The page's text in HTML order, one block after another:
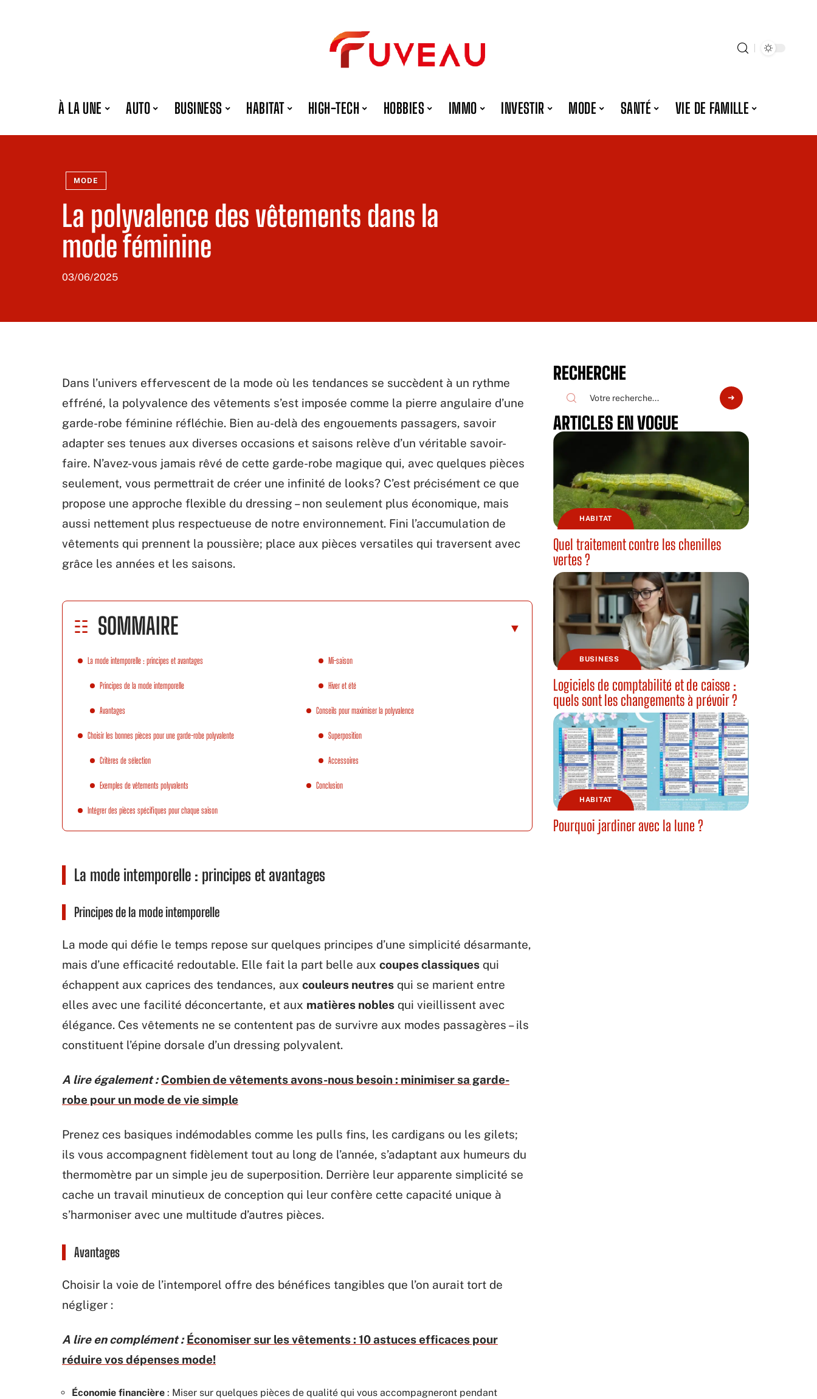
À LA UNE AUTO BUSINESS HABITAT HIGH-TECH HOBBIES IMMO INVESTIR MODE SANTÉ VIE DE FAMILLE
MODE
La polyvalence des vêtements dans la
mode féminine
03/06/2025
Dans l’univers effervescent de la mode où les tendances se succèdent à un rythme
effréné, la polyvalence des vêtements s’est imposée comme la pierre angulaire d’une
garde-robe féminine réfléchie. Bien au-delà des engouements passagers, savoir
adapter ses tenues aux diverses occasions et saisons relève d’un véritable savoir-
faire. N’avez-vous jamais rêvé de cette garde-robe magique qui, avec quelques pièces
seulement, vous permettrait de créer une infinité de looks? C’est précisément ce que
propose une approche flexible du dressing – non seulement plus économique, mais
aussi nettement plus respectueuse de notre environnement. Fini l’accumulation de
vêtements qui prennent la poussière; place aux pièces versatiles qui traversent avec
grâce les années et les saisons.
SOMMAIRE
La mode intemporelle : principes et avantages
Principes de la mode intemporelle
Avantages
Choisir les bonnes pièces pour une garde-robe polyvalente
Critères de sélection
Exemples de vêtements polyvalents
Intégrer des pièces spécifiques pour chaque saison
Mi-saison
Hiver et été
Conseils pour maximiser la polyvalence
Superposition
Accessoires
Conclusion
La mode intemporelle : principes et avantages
Principes de la mode intemporelle
La mode qui défie le temps repose sur quelques principes d’une simplicité désarmante,
mais d’une efficacité redoutable. Elle fait la part belle aux coupes classiques qui
échappent aux caprices des tendances, aux couleurs neutres qui se marient entre
elles avec une facilité déconcertante, et aux matières nobles qui vieillissent avec
élégance. Ces vêtements ne se contentent pas de survivre aux modes passagères – ils
constituent l’épine dorsale d’un dressing polyvalent.
A lire également : Combien de vêtements avons-nous besoin : minimiser sa garde-
robe pour un mode de vie simple
Prenez ces basiques indémodables comme les pulls fins, les cardigans ou les gilets;
ils vous accompagnent fidèlement tout au long de l’année, s’adaptant aux humeurs du
thermomètre par un simple jeu de superposition. Derrière leur apparente simplicité se
cache un travail minutieux de conception qui leur confère cette capacité unique à
s’harmoniser avec une multitude d’autres pièces.
Avantages
Choisir la voie de l’intemporel offre des bénéfices tangibles que l’on aurait tort de
négliger :
A lire en complément : Économiser sur les vêtements : 10 astuces efficaces pour
réduire vos dépenses mode!
Économie financière : Miser sur quelques pièces de qualité qui vous accompagneront pendant
RECHERCHE
ARTICLES EN VOGUE
HABITAT
Quel traitement contre les chenilles
vertes ?
BUSINESS
Logiciels de comptabilité et de caisse :
quels sont les changements à prévoir ?
HABITAT
Pourquoi jardiner avec la lune ?